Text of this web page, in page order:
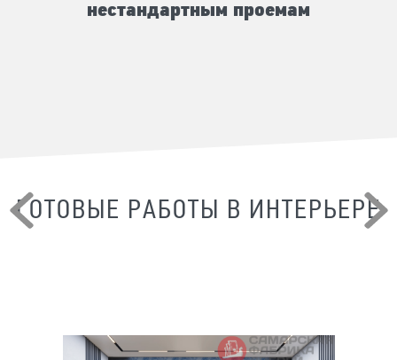
нестандартным проемам
ГОТОВЫЕ РАБОТЫ В ИНТЕРЬЕРЕ